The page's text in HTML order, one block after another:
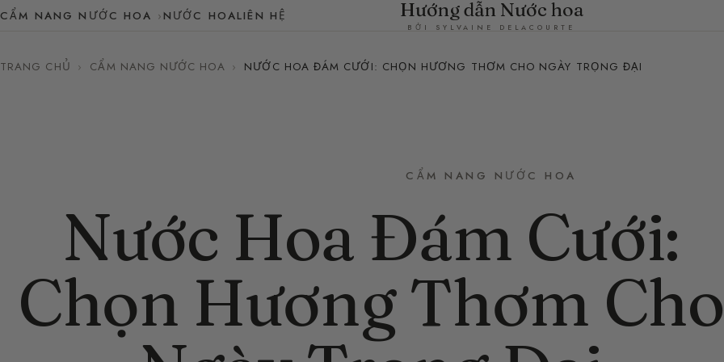
CẨM NANG NƯỚC HOA NƯỚC HOALIÊN HỆ Hướng dẫn Nước hoa
BỞI SYLVAINE DELACOURTE
TRANG CHỦ › CẨM NANG NƯỚC HOA › NƯỚC HOA ĐÁM CƯỚI: CHỌN HƯƠNG THƠM CHO NGÀY TRỌNG ĐẠI
CẨM NANG NƯỚC HOA
Nước Hoa Đám Cưới:
Chọn Hương Thơm Cho